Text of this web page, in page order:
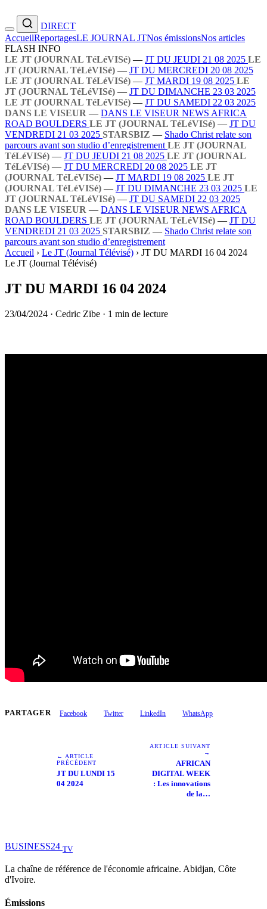
DIRECT
AccueilReportagesLE JOURNAL JTNos émissionsNos articles
FLASH INFO
LE JT (JOURNAL TéLéVISé) — JT DU JEUDI 21 08 2025 LE
JT (JOURNAL TéLéVISé) — JT DU MERCREDI 20 08 2025
LE JT (JOURNAL TéLéVISé) — JT MARDI 19 08 2025 LE
JT (JOURNAL TéLéVISé) — JT DU DIMANCHE 23 03 2025
LE JT (JOURNAL TéLéVISé) — JT DU SAMEDI 22 03 2025
DANS LE VISEUR — DANS LE VISEUR NEWS AFRICA
ROAD BOULDERS LE JT (JOURNAL TéLéVISé) — JT DU
VENDREDI 21 03 2025 STARSBIZ — Shado Christ relate son
parcours avant son studio d’enregistrement LE JT (JOURNAL
TéLéVISé) — JT DU JEUDI 21 08 2025 LE JT (JOURNAL
TéLéVISé) — JT DU MERCREDI 20 08 2025 LE JT
(JOURNAL TéLéVISé) — JT MARDI 19 08 2025 LE JT
(JOURNAL TéLéVISé) — JT DU DIMANCHE 23 03 2025 LE
JT (JOURNAL TéLéVISé) — JT DU SAMEDI 22 03 2025
DANS LE VISEUR — DANS LE VISEUR NEWS AFRICA
ROAD BOULDERS LE JT (JOURNAL TéLéVISé) — JT DU
VENDREDI 21 03 2025 STARSBIZ — Shado Christ relate son
parcours avant son studio d’enregistrement
Accueil › Le JT (Journal Télévisé) › JT DU MARDI 16 04 2024
Le JT (Journal Télévisé)
JT DU MARDI 16 04 2024
23/04/2024 · Cedric Zibe · 1 min de lecture
PARTAGER Facebook Twitter LinkedIn WhatsApp
← ARTICLE
PRÉCÉDENT
JT DU LUNDI 15
04 2024
ARTICLE SUIVANT
→
AFRICAN
DIGITAL WEEK
: Les innovations
de la…
BUSINESS24 TV
La chaîne de référence de l'économie africaine. Abidjan, Côte
d'Ivoire.
Émissions